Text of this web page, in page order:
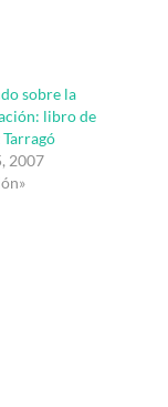
sobre la
libro de
2007